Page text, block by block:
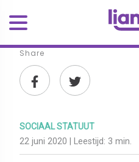
Share
SOCIAAL STATUUT
22 juni 2020 | Leestijd: 3 min.